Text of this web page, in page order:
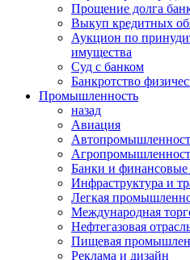
Прощение долга
Выкуп кредитных
Аукцион по
имущества
Суд с банком
Банкротство
Промышленность
назад
Авиация
Банки и
Инфраструктура и
Легкая
Международная
Нефтегазовая
Пищевая
Реклама и дизайн